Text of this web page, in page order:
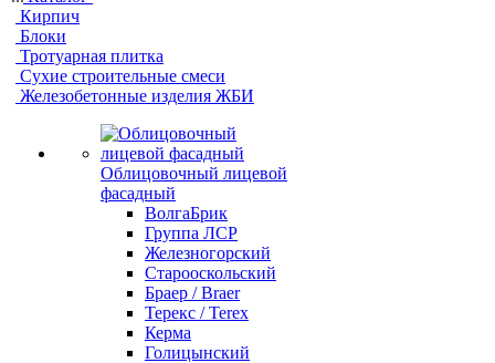
Кирпич
Блоки
Тротуарная плитка
Сухие строительные смеси
Железобетонные изделия ЖБИ
Облицовочный лицевой
фасадный
ВолгаБрик
Группа ЛСР
Железногорский
Старооскольский
Браер / Braer
Терекс / Terex
Керма
Голицынский